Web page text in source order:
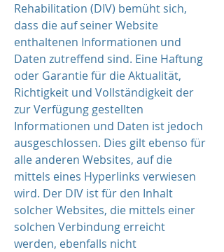
Rehabilitation (DIV) bemüht sich,
dass die auf seiner Website
enthaltenen Informationen und
Daten zutreffend sind. Eine Haftung
oder Garantie für die Aktualität,
Richtigkeit und Vollständigkeit der
zur Verfügung gestellten
Informationen und Daten ist jedoch
ausgeschlossen. Dies gilt ebenso für
alle anderen Websites, auf die
mittels eines Hyperlinks verwiesen
wird. Der DIV ist für den Inhalt
solcher Websites, die mittels einer
solchen Verbindung erreicht
werden, ebenfalls nicht